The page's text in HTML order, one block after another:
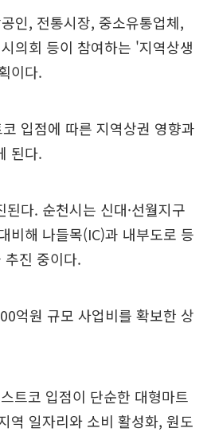
인, 전통시장, 중소유통업체,
의회 등이 참여하는 '지역상생
이다.
입점에 따른 지역상권 영향과
된다.
다. 순천시는 신대·선월지구
비해 나들목(IC)과 내부도로 등
추진 중이다.
억원 규모 사업비를 확보한 상
트코 입점이 단순한 대형마트
역 일자리와 소비 활성화, 원도